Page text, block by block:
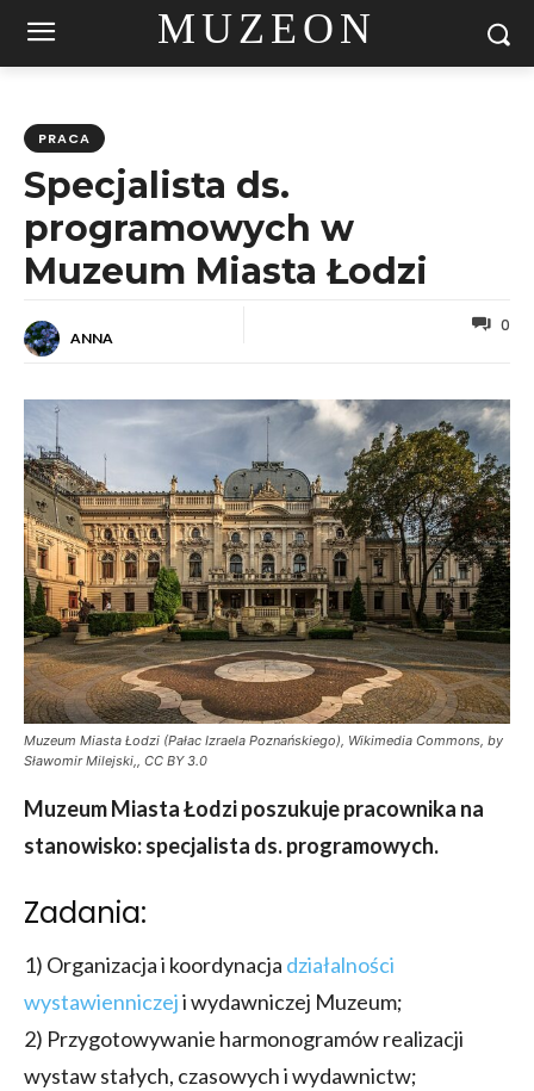
MUZEON
PRACA
Specjalista ds.
programowych w
Muzeum Miasta Łodzi
ANNA
0
Muzeum Miasta Łodzi (Pałac Izraela Poznańskiego), Wikimedia Commons, by
Sławomir Milejski,, CC BY 3.0
Muzeum Miasta Łodziposzukuje pracownika na
stanowisko: specjalista ds. programowych.
Zadania:
1) Organizacja i koordynacja działalności
wystawienniczeji wydawniczej Muzeum;
2) Przygotowywanie harmonogramów realizacji
wystaw stałych, czasowych i wydawnictw;